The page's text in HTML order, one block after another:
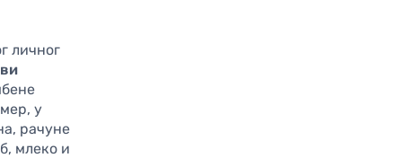
личног
у
рачуне
млеко и